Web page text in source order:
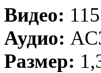
Видео:
Аудио:
Размер: